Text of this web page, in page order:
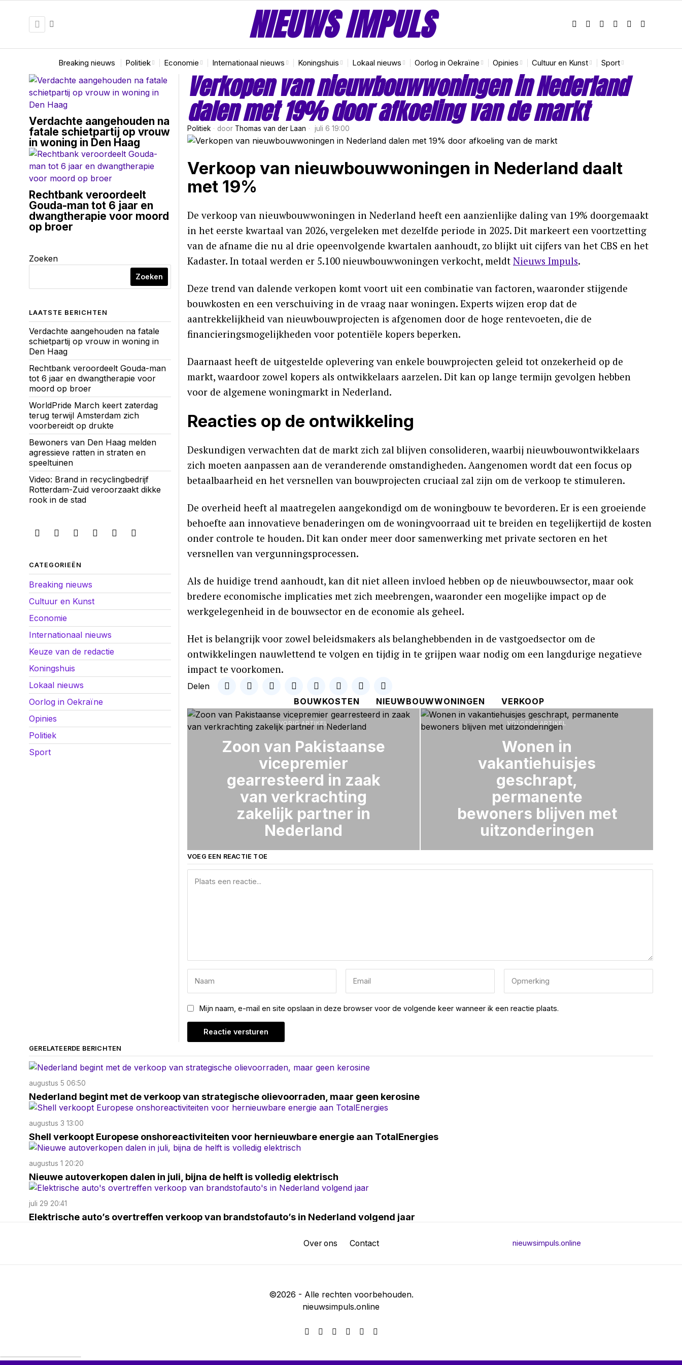
NIEUWS IMPULS
Breaking nieuws Politiek Economie Internationaal nieuws Koningshuis Lokaal nieuws Oorlog in Oekraïne Opinies Cultuur en Kunst Sport
Verkopen van nieuwbouwwoningen in Nederland
dalen met 19% door afkoeling van de markt
Politiek door Thomas van der Laan juli 6 19:00
Verkoop van nieuwbouwwoningen in Nederland daalt
met 19%
De verkoop van nieuwbouwwoningen in Nederland heeft een aanzienlijke daling van 19% doorgemaakt
in het eerste kwartaal van 2026, vergeleken met dezelfde periode in 2025. Dit markeert een voortzetting
van de afname die nu al drie opeenvolgende kwartalen aanhoudt, zo blijkt uit cijfers van het CBS en het
Kadaster. In totaal werden er 5.100 nieuwbouwwoningen verkocht, meldt Nieuws Impuls.
Deze trend van dalende verkopen komt voort uit een combinatie van factoren, waaronder stijgende
bouwkosten en een verschuiving in de vraag naar woningen. Experts wijzen erop dat de
aantrekkelijkheid van nieuwbouwprojecten is afgenomen door de hoge rentevoeten, die de
financieringsmogelijkheden voor potentiële kopers beperken.
Daarnaast heeft de uitgestelde oplevering van enkele bouwprojecten geleid tot onzekerheid op de
markt, waardoor zowel kopers als ontwikkelaars aarzelen. Dit kan op lange termijn gevolgen hebben
voor de algemene woningmarkt in Nederland.
Reacties op de ontwikkeling
Deskundigen verwachten dat de markt zich zal blijven consolideren, waarbij nieuwbouwontwikkelaars
zich moeten aanpassen aan de veranderende omstandigheden. Aangenomen wordt dat een focus op
betaalbaarheid en het versnellen van bouwprojecten cruciaal zal zijn om de verkoop te stimuleren.
De overheid heeft al maatregelen aangekondigd om de woningbouw te bevorderen. Er is een groeiende
behoefte aan innovatieve benaderingen om de woningvoorraad uit te breiden en tegelijkertijd de kosten
onder controle te houden. Dit kan onder meer door samenwerking met private sectoren en het
versnellen van vergunningsprocessen.
Als de huidige trend aanhoudt, kan dit niet alleen invloed hebben op de nieuwbouwsector, maar ook
bredere economische implicaties met zich meebrengen, waaronder een mogelijke impact op de
werkgelegenheid in de bouwsector en de economie als geheel.
Het is belangrijk voor zowel beleidsmakers als belanghebbenden in de vastgoedsector om de
ontwikkelingen nauwlettend te volgen en tijdig in te grijpen waar nodig om een langdurige negatieve
impact te voorkomen.
Delen
BOUWKOSTEN
NIEUWBOUWWONINGEN VERKOOP
VORIG ARTIKEL
Zoon van Pakistaanse
vicepremier
gearresteerd in zaak
van verkrachting
zakelijk partner in
Nederland
VOLGEND ARTIKEL
Wonen in
vakantiehuisjes
geschrapt,
permanente
bewoners blijven met
uitzonderingen
VOEG EEN REACTIE TOE
Mijn naam, e-mail en site opslaan in deze browser voor de volgende keer wanneer ik een reactie plaats.
Verdachte aangehouden na
fatale schietpartij op vrouw
in woning in Den Haag
Rechtbank veroordeelt
Gouda-man tot 6 jaar en
dwangtherapie voor moord
op broer
Zoeken
Zoeken
LAATSTE BERICHTEN
Verdachte aangehouden na fatale
schietpartij op vrouw in woning in
Den Haag
Rechtbank veroordeelt Gouda-man
tot 6 jaar en dwangtherapie voor
moord op broer
WorldPride March keert zaterdag
terug terwijl Amsterdam zich
voorbereidt op drukte
Bewoners van Den Haag melden
agressieve ratten in straten en
speeltuinen
Video: Brand in recyclingbedrijf
Rotterdam-Zuid veroorzaakt dikke
rook in de stad
CATEGORIEËN
Breaking nieuws
Cultuur en Kunst
Economie
Internationaal nieuws
Keuze van de redactie
Koningshuis
Lokaal nieuws
Oorlog in Oekraïne
Opinies
Politiek
Sport
GERELATEERDE BERICHTEN
augustus 5 06:50
Nederland begint met de verkoop van strategische olievoorraden, maar geen kerosine
augustus 3 13:00
Shell verkoopt Europese onshoreactiviteiten voor hernieuwbare energie aan TotalEnergies
augustus 1 20:20
Nieuwe autoverkopen dalen in juli, bijna de helft is volledig elektrisch
juli 29 20:41
Elektrische auto’s overtreffen verkoop van brandstofauto’s in Nederland volgend jaar
Over ons Contact nieuwsimpuls.online
©2026 - Alle rechten voorbehouden.
nieuwsimpuls.online